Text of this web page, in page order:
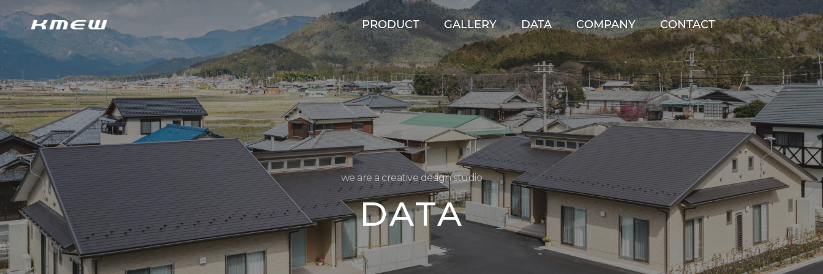
PRODUCT GALLERY DATA COMPANY CONTACT
we are a creative design studio
DATA